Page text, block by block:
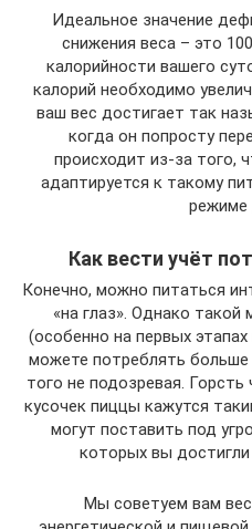
Идеальное значение
снижения веса – это
калорийности вашего
калорий необходимо
ваш вес достигает так
когда он попросту
происходит из-за того,
адаптируется к такому
режиме
Как вести учёт
Конечно, можно питаться
«на глаз». Однако
(особенно на первых
можете потреблять больше
того не подозревая.
кусочек пиццы кажутся
могут поставить под
которых вы
Мы советуем вам